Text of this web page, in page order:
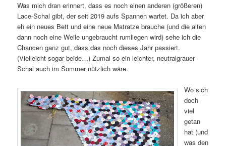
Was mich dran erinnert, dass es noch einen anderen (größeren)
Lace-Schal gibt, der seit 2019 aufs Spannen wartet. Da ich aber
eh ein neues Bett und eine neue Matratze brauche (und die alten
dann noch eine Weile ungebraucht rumliegen wird) sehe ich die
Chancen ganz gut, dass das noch dieses Jahr passiert.
(Vielleicht sogar beide…) Zumal so ein leichter, neutralgrauer
Schal auch im Sommer nützlich wäre.
Wo sich
doch
viel
getan
hat (und
was den